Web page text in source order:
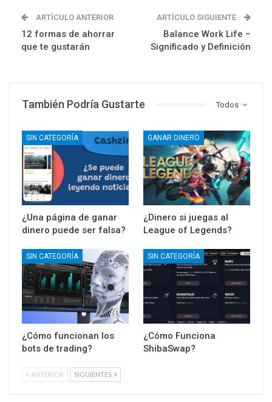
ARTÍCULO ANTERIOR
12 formas de ahorrar
que te gustarán
ARTÍCULO SIGUIENTE
Balance Work Life –
Significado y Definición
Todos
También Podría Gustarte
SIN CATEGORÍA
¿Una página de ganar
dinero puede ser falsa?
GANAR DINERO
¿Dinero si juegas al
League of Legends?
SIN CATEGORÍA
¿Cómo funcionan los
bots de trading?
SIN CATEGORÍA
¿Cómo Funciona
ShibaSwap?
ANTERIOR SIGUIENTES